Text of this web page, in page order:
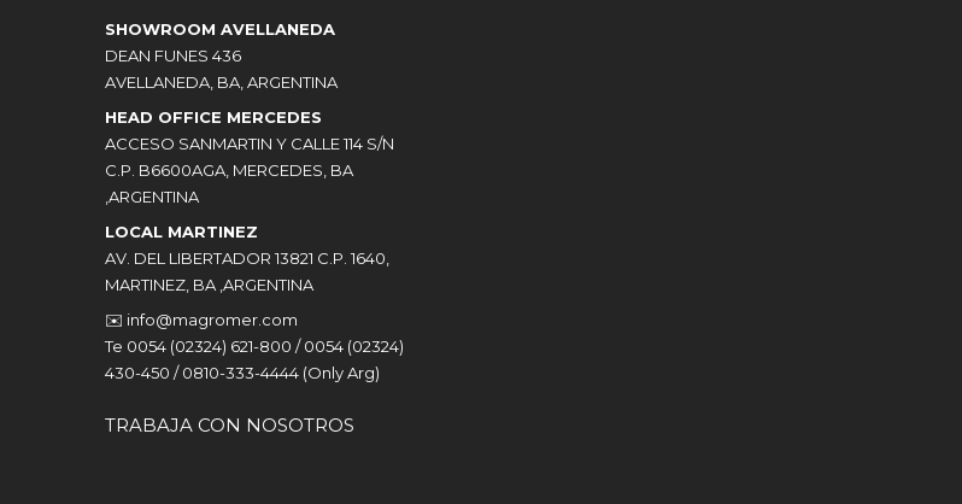
SHOWROOM AVELLANEDA
DEAN FUNES 436
AVELLANEDA, BA, ARGENTINA
HEAD OFFICE MERCEDES
ACCESO SANMARTIN Y CALLE 114 S/N
C.P. B6600AGA, MERCEDES, BA
,ARGENTINA
LOCAL MARTINEZ
AV. DEL LIBERTADOR 13821 C.P. 1640,
MARTINEZ, BA ,ARGENTINA
✉️ info@magromer.com
Te 0054 (02324) 621-800 / 0054 (02324)
430-450 / 0810-333-4444 (Only Arg)
TRABAJA CON NOSOTROS